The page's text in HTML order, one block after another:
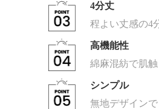
4分丈
程よい丈感の4
高機能性
綿麻混紡で肌
シンプル
無地デザイン